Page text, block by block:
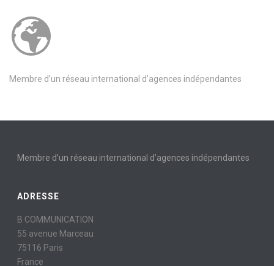
Membre d’un réseau international d’agences indépendantes
Membre d’un réseau international d’agences indépendantes
ADRESSE
B COMMUNICATION
55 avenue Marceau
75116 Paris
France